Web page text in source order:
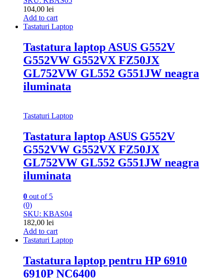
104,00 lei
Add to cart
Tastaturi Laptop
Tastatura laptop ASUS G552V
G552VW G552VX FZ50JX
GL752VW GL552 G551JW neagra
iluminata
Tastaturi Laptop
Tastatura laptop ASUS G552V
G552VW G552VX FZ50JX
GL752VW GL552 G551JW neagra
iluminata
0 out of 5
(0)
SKU: KBAS04
182,00 lei
Add to cart
Tastaturi Laptop
Tastatura laptop pentru HP 6910
6910P NC6400